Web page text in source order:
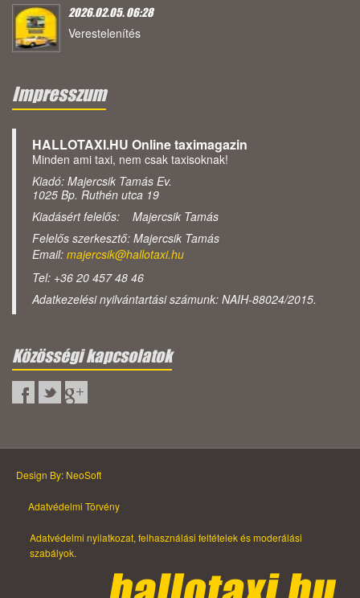
2026.02.05. 06:28
Verestelenítés
Impresszum
HALLOTAXI.HU Online taximagazin
Minden ami taxi, nem csak taxisoknak!
Kiadó: Majercsik Tamás Ev.
1025 Bp. Ruthén utca 19
Kiadásért felelős: Majercsik Tamás
Felelős szerkesztő: Majercsik Tamás
Email: majercsik@hallotaxi.hu
Tel: +36 20 457 48 46
Adatkezelési nyilvántartási számunk: NAIH-88024/2015.
Közösségi kapcsolatok
Design By: NeoSoft
Adatvédelmi Törvény
Adatvédelmi nyilatkozat, felhasználási feltételek és moderálási
szabályok.